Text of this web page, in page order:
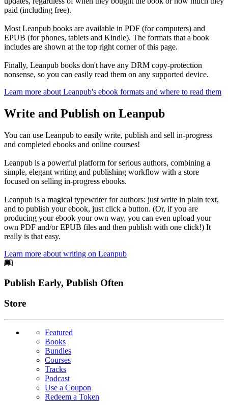
paid (including free).
Most Leanpub books are available in PDF (for computers) and
EPUB (for phones, tablets and Kindle). The formats that a book
includes are shown at the top right corner of this page.
Finally, Leanpub books don't have any DRM copy-protection
nonsense, so you can easily read them on any supported device.
Learn more about Leanpub's ebook formats and where to read them
Write and Publish on Leanpub
You can use Leanpub to easily write, publish and sell in-progress
and completed ebooks and online courses!
Leanpub is a powerful platform for serious authors, combining a
simple, elegant writing and publishing workflow with a store
focused on selling in-progress ebooks.
Leanpub is a magical typewriter for authors: just write in plain text,
and to publish your ebook, just click a button. (Or, if you are
producing your ebook your own way, you can even upload your
own PDF and/or EPUB files and then publish with one click!) It
really is that easy.
Learn more about writing on Leanpub
Footer
Publish Early, Publish Often
Links
Store
Featured
Books
Bundles
Courses
Tracks
Podcast
Use a Coupon
Redeem a Token